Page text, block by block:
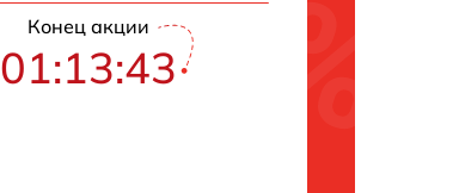
Конец акции
01:13:42